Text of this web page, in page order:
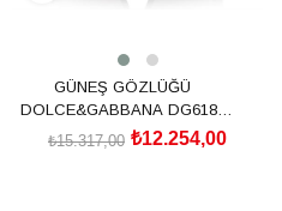
GÜNEŞ GÖZLÜĞÜ
DOLCE&GABBANA DG6187
501/8753₺12.254,00
₺15.317,00